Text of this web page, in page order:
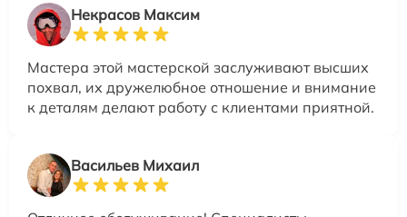
Некрасов Максим
Мастера этой мастерской заслуживают высших
похвал, их дружелюбное отношение и внимание
к деталям делают работу с клиентами приятной.
Васильев Михаил